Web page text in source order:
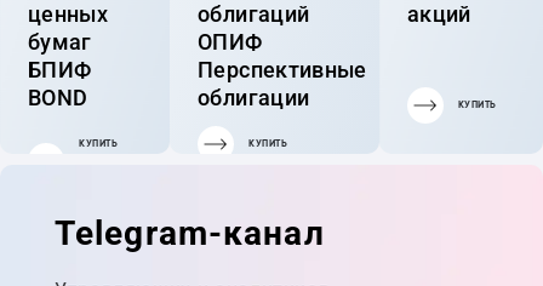
ценных
бумаг
БПИФ
BOND
КУПИТЬ
облигаций
ОПИФ
Перспективные
облигации
КУПИТЬ
акций
КУПИТЬ
Telegram-канал